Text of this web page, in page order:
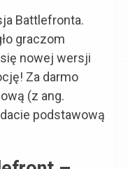
Battlefronta.
graczom
nowej wersji
Za darmo
(z ang.
podstawową